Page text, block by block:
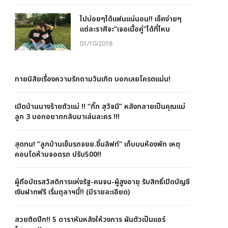
ไปบ่อยๆได้แฟนแน่นอน!! เช็คง่ายๆ
แต่ละราศีจะ”เจอเนื้อคู่”ได้ที่ไหน
01/10/2018
ทายนิสัยเรื่องความรักตามวันเกิด บอกเลยโครตแม่น!
เปิดบ้านนางร้ายตัวแม่ !! “กิ๊ก สุวัจนี” หลังกลายเป็นคุณแม่
ลูก 3 บอกอยากกลับมาเล่นละคร !!!
สุดทน! “ลูกบ้านเข็นรถจยย.ขึ้นลิฟท์” เก็บบนห้องพัก เหตุ
คอนโดห้ามจอดรถ ปรับ500!!
ผู้ถือบัตรสวัสดิการแห่งรัฐ-คนจน-ผู้สูงอายุ รับสิทธิ์เปิดบัญชี
เงินฝากฟรี เริ่มตุลาฯนี้!! (มีรายละเอียด)
สวยติดปีก!! 5 ดาราหันหลังให้วงการ ผันตัวเป็นแอร์